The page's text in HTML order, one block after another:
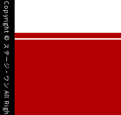
Copyright ©
ステージ・ワン